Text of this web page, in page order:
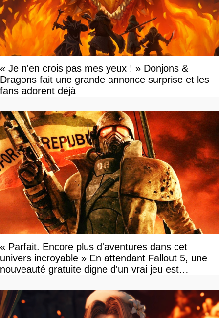
« Je n'en crois pas mes yeux ! » Donjons &
Dragons fait une grande annonce surprise et les
fans adorent déjà
« Parfait. Encore plus d'aventures dans cet
univers incroyable » En attendant Fallout 5, une
nouveauté gratuite digne d'un vrai jeu est